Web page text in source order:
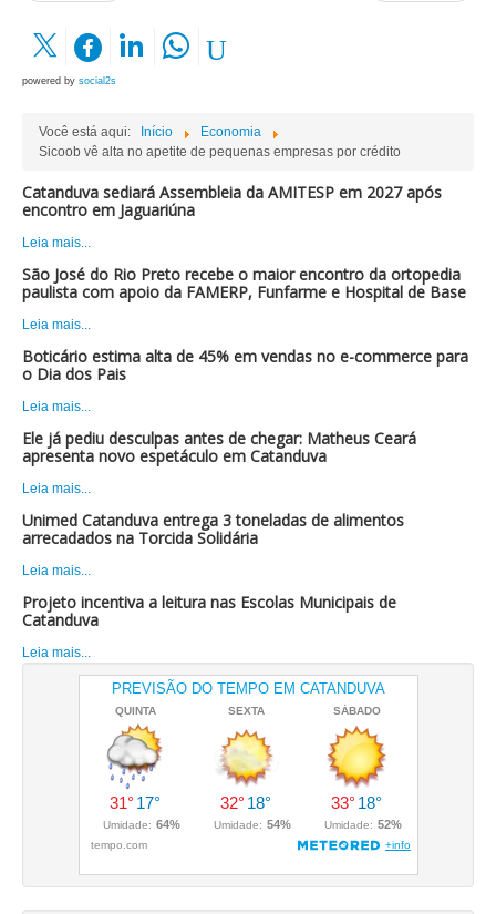
powered by social2s
Você está aqui: Início
Economia
Sicoob vê alta no apetite de pequenas empresas por crédito
Catanduva sediará Assembleia da AMITESP em 2027 após
encontro em Jaguariúna
Leia mais...
São José do Rio Preto recebe o maior encontro da ortopedia
paulista com apoio da FAMERP, Funfarme e Hospital de Base
Leia mais...
Boticário estima alta de 45% em vendas no e-commerce para
o Dia dos Pais
Leia mais...
Ele já pediu desculpas antes de chegar: Matheus Ceará
apresenta novo espetáculo em Catanduva
Leia mais...
Unimed Catanduva entrega 3 toneladas de alimentos
arrecadados na Torcida Solidária
Leia mais...
Projeto incentiva a leitura nas Escolas Municipais de
Catanduva
Leia mais...